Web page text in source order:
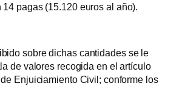
pagas (15.120 euros al año).
sobre dichas cantidades se le
de valores recogida en el artículo
Enjuiciamiento Civil; conforme los